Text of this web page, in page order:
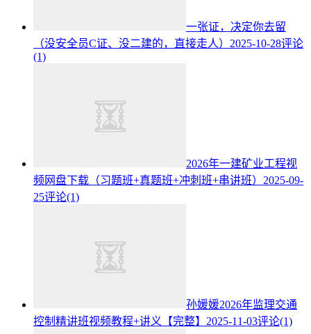
一张证，决定你去留
（没安全员C证、没二建的，直接走人） 2025-10-28评论
(1)
2026年一建矿业工程视
频网盘下载（习题班+真题班+冲刺班+串讲班） 2025-09-
25评论(1)
孙媛媛2026年监理交通
控制精讲班视频教程+讲义【完整】 2025-11-03评论(1)